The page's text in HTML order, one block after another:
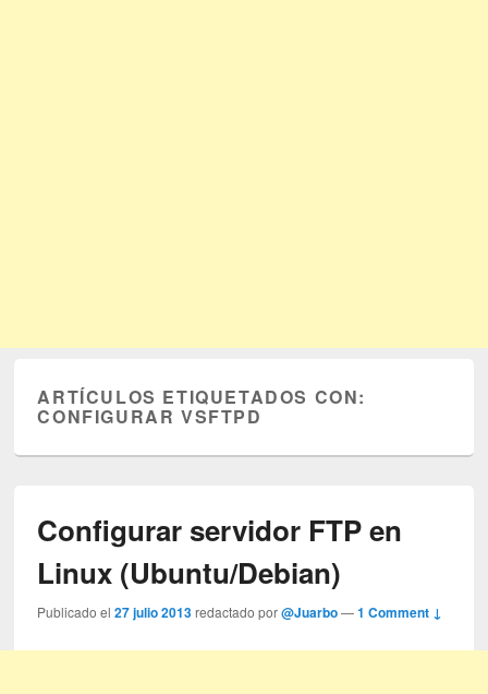
ARTÍCULOS ETIQUETADOS CON:
CONFIGURAR VSFTPD
Configurar servidor FTP en
Linux (Ubuntu/Debian)
Publicado el27 julio 2013 redactado por@Juarbo —1 Comment ↓